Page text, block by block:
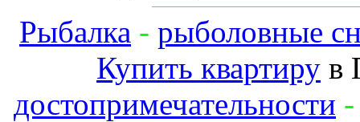
Рыбалка - рыболовные
Купить квартиру в
достопримечательности